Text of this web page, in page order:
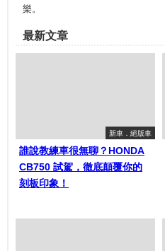
樂。
最新文章
新車．絕版車
誰說教練車很無聊？HONDA
CB750 試駕，徹底顛覆你的
刻板印象！